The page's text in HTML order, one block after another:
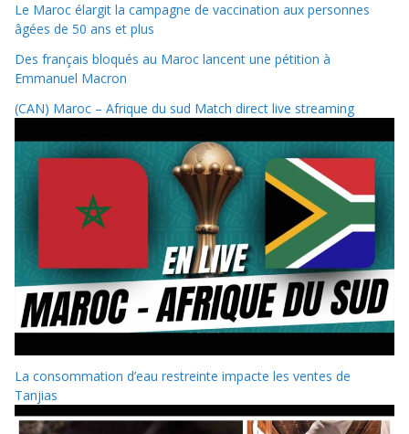
Le Maroc élargit la campagne de vaccination aux personnes
âgées de 50 ans et plus
Des français bloqués au Maroc lancent une pétition à
Emmanuel Macron
(CAN) Maroc – Afrique du sud Match direct live streaming
La consommation d’eau restreinte impacte les ventes de
Tanjias